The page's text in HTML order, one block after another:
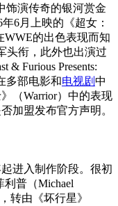
饰演传奇的银河赏金
6月上映的《超女：
WWE的出色表现而知
头衔，此外也出演过
& Furious Presents:
多部电影和电视剧中
（Warrior）中的表现
加盟发布官方声明。
起进入制作阶段。很初
利普（Michael
转由《坏行星》